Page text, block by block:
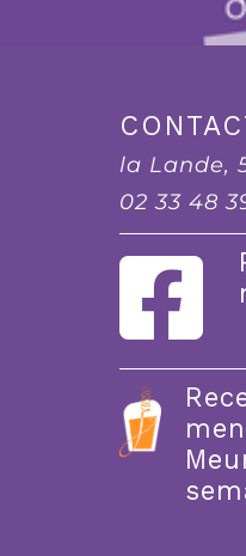
la Lande,
02 33 48